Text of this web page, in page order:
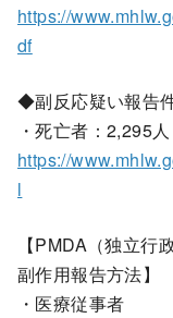
https://
df
◆副反応疑い報告
・死亡者：2,295人
https://
l
【PMDA（独立行
副作用報告方法】
・医療従事者